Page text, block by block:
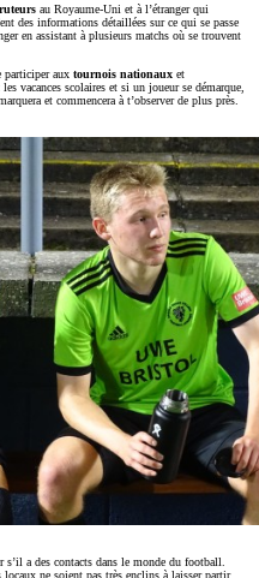
au Royaume-Uni et à l’étranger qui
des informations détaillées sur ce qui se passe
en assistant à plusieurs matchs où se trouvent
participer aux tournois nationaux et
vacances scolaires et si un joueur se démarque,
et commencera à t’observer de plus près.
s’il a des contacts dans le monde du football.